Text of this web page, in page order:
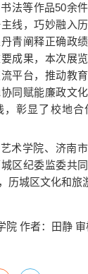
法等作品50余
线，巧妙融入
青阐释正确政
成果，本次展
平台，推动教
同赋能廉政文
，彰显了校地
术学院、济南
区纪委监委共
历城区文化和旅
院 作者：田静